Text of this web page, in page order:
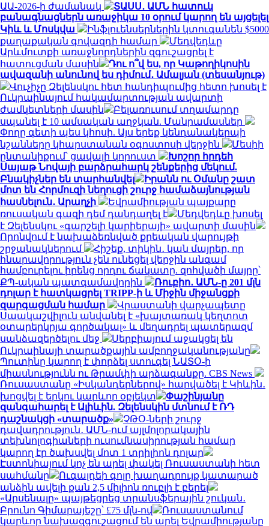
ԱԱ-2026-ի ժամանակ
ՏԱՍՍ․ ԱՄՆ հատուկ
բանագնացներն առաջիկա 10 օրում կարող են այցելել
Կիև և Մոսկվա
Ինֆլուենսերներին կտուգանեն $5000
քաղաքական գովազդի համար
Մեդվեդևը
Արևմուտքի առաջնորդներին զգուշացրել է
հատուցման մասին
Դու ո՞վ ես, որ Կաթողիկոսին
ավազանի անունով ես դիմում․ Ամալյան (տեսանյութ)
Վուչիչը Զելենսկու հետ հանդիպումից հետո խոսել է
Ուկրաինայում հակամարտության ավարտի
ժամկետների մասին
Բելառուսում տղամարդը
սպանել է 10 ամսական աղջկան. Մանրամասներ
Փողը գետի պես կհոսի. Այս երեք կենդանակերպի
նշանները կհարստանան օգոստոսի վերջին
Մեսիի
ընտանիքում՝ ցավալի կորուստ
Խոշոր հրդեհ
Սայաթ Նովայի բարձրահարկ շենքերից մեկում.
Բնակիչներ են տարհանվել
Իրանն ու Օմանը շատ
մոտ են Հորմուզի նեղուցի շուրջ համաձայնության
հասնելուն․ Արաղչի
Եվրամիության պայքարը
ռուսական գազի դեմ դանդաղել է
Մեդվեդևը խոսել
է Զելենսկու «գարշելի կարիերայի» ավարտի մասին
Որոնվում է նախաձեռնված քրեական վարույթի
շրջանակներում
Հիշեք, տիկին․ կան մայրեր, որ
հնարավորություն չեն ունեցել վերջին անգամ
համբուրելու իրենց որդու ճակատը. զոհվածի մայրը՝
ՔՊ-ական պատգամավորին
Ռուբիո․ ԱՄՆ-ը 201 մլն
դոլար է հատկացրել TRIPP-ի և Միջին միջանցքի
զարգացման համար
Վրաստանի վարչապետը
Սաակաշվիլուն անվանել է «խայտառակ կեղտոտ
օտարերկրյա գործակալ» և մեղադրել պատերազմ
սանձազերծելու մեջ
Սերբիայում աջակցել են
Ուկրաինայի տարածքային ամբողջականությանը
Պուտինը կարող է փորձել ստուգել ՆԱՏՕ-ի
միասնությունն ու Թրամփի արձագանքը. CBS News
Ռուսաստանը «Իսկանդերներով» հարվածել է Կիևին․
խոցվել է երկու կարևոր օբյեկտ
Փաշինյանը
զանգահարել է Ալիևին. Զելենսկին մտնում է ՌԴ
դաշնակցի «տարածք»
ՉԹՕ-ների շուրջ
դավադրություն․ ԱՄՆ-ում այլմոլորակային
տեխնոլոգիաների ուսումնասիրության համար
կարող էր ծախսվել մոտ 1 տրիլիոն դոլար
Էստոնիայում կոչ են արել փակել Ռուսաստանի հետ
սահմանը
Ուգալդեի գոլը խաղադրույք կատարած
անձին ավելի քան 2,5 միլիոն ռուբլի է բերել
«Արսենալը» պայթեցրեց տրանսֆերային շուկան․
Բրունո Գիմարայեշը՝ £75 մլն-ով
Ռուսաստանում
կարևոր նախազգուշացում են արել Եվրամիությանը